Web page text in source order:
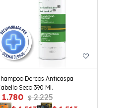
Dercos Anticaspa
Seco 390 Ml.
1.780 $ 2.225